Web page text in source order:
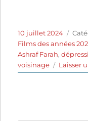
Publié
le
10 juillet 2024
Films des années
Ashraf Farah,
voisinage
Laisser